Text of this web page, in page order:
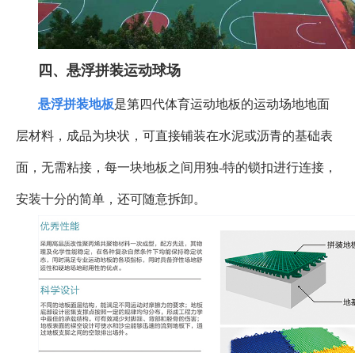
四、 悬浮拼装运动球场
悬浮拼装地板是第四代体育运动地板的运动场地地面
层材料，成品为块状，可直接铺装在水泥或沥青的基础表
面，无需粘接，每一块地板之间用独-特的锁扣进行连接，
安装十分的简单，还可随意拆卸。